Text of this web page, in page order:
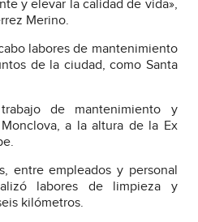
y elevar la calidad de vida»,
Merino.
labores de mantenimiento
de la ciudad, como Santa
de mantenimiento y
a la altura de la Ex
entre empleados y personal
labores de limpieza y
kilómetros.